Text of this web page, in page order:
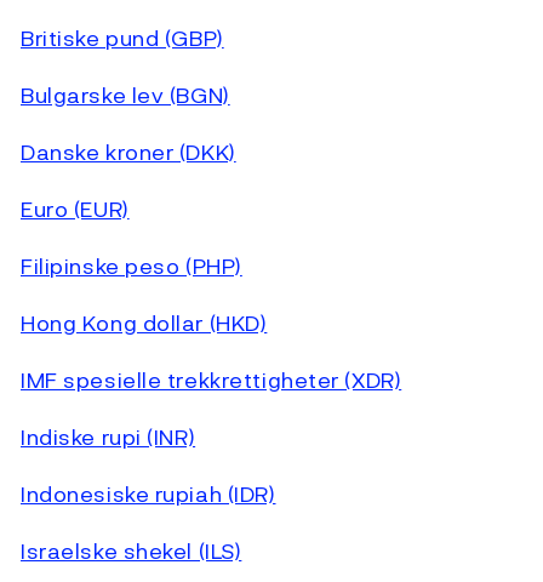
Britiske pund (GBP)
Bulgarske lev (BGN)
Danske kroner (DKK)
Euro (EUR)
Filipinske peso (PHP)
Hong Kong dollar (HKD)
IMF spesielle trekkrettigheter (XDR)
Indiske rupi (INR)
Indonesiske rupiah (IDR)
Israelske shekel (ILS)